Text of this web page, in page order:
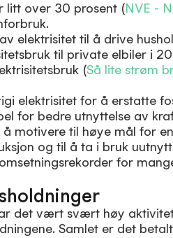
litt over 30 prosent (NVE -
elektrisitet til å drive
til private elbiler i
(Så lite strøm
elektrisitet for å erstatte
for bedre utnyttelse av
motivere til høye mål for
og til å ta i bruk
for
det vært svært høy
Samlet er det